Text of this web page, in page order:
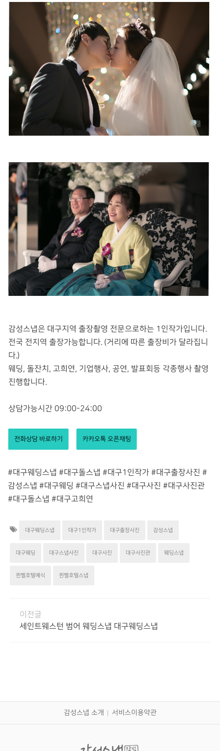
감성스냅은 대구지역 출장촬영 전문으로하는 1인작가입니다.
전국 전지역 출장가능합니다. (거리에 따른 출장비가 달라집니
다.)
웨딩, 돌잔치, 고희연, 기업행사, 공연, 발표회등 각종행사 촬영
진행합니다.
상담가능시간 09:00-24:00
전화상담 바로하기 카카오톡 오픈채팅
#대구웨딩스냅 #대구돌스냅 #대구1인작가 #대구출장사진 #
감성스냅 #대구웨딩 #대구스냅사진 #대구사진 #대구사진관
#대구돌스냅 #대구고희연
대구웨딩스냅 대구1인작가 대구출장사진 감성스냅
대구웨딩 대구스냅사진 대구사진 대구사진관 웨딩스냅
퀸벨호텔예식 퀸벨호텔스냅
이전글
세인트웨스턴 범어 웨딩스냅 대구웨딩스냅
감성스냅 소개 서비스이용약관